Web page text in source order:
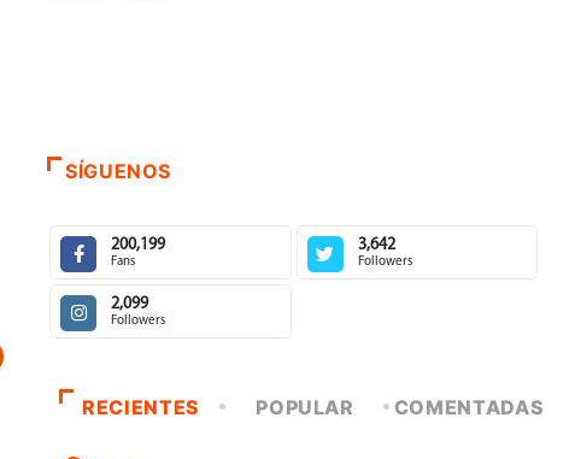
SÍGUENOS
200,199
Fans
3,642
Followers
2,099
Followers
RECIENTES POPULAR COMENTADAS